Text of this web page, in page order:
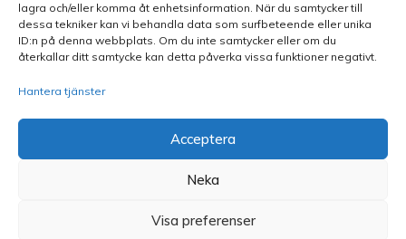
lagra och/eller komma åt enhetsinformation. När du samtycker till
dessa tekniker kan vi behandla data som surfbeteende eller unika
ID:n på denna webbplats. Om du inte samtycker eller om du
återkallar ditt samtycke kan detta påverka vissa funktioner negativt.
Hantera tjänster
Acceptera
Neka
Visa preferenser
Ansvarig utgivare: Thomas Wihlman. Adress:
firma@wihlman.se
Proudly powered by WordPress |Theme: Polite by